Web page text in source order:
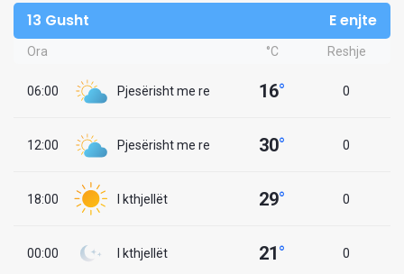
13 Gusht E enjte
Ora °C Reshje
06:00 Pjesërisht me re 16° 0
12:00 Pjesërisht me re 30° 0
18:00 I kthjellët 29° 0
00:00 I kthjellët 21° 0